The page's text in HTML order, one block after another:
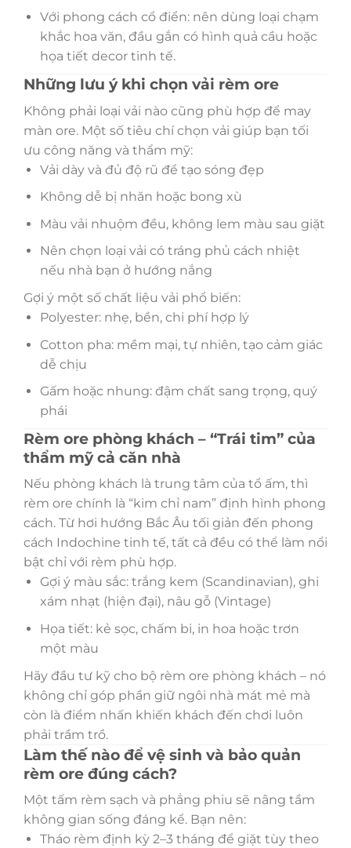
Với phong cách cổ điển: nên dùng loại chạm
khắc hoa văn, đầu gắn có hình quả cầu hoặc
họa tiết decor tinh tế.
Những lưu ý khi chọn vải rèm ore
Không phải loại vải nào cũng phù hợp để may
màn ore. Một số tiêu chí chọn vải giúp bạn tối
ưu công năng và thẩm mỹ:
Vải dày và đủ độ rũ để tạo sóng đẹp
Không dễ bị nhăn hoặc bong xù
Màu vải nhuộm đều, không lem màu sau giặt
Nên chọn loại vải có tráng phủ cách nhiệt
nếu nhà bạn ở hướng nắng
Gợi ý một số chất liệu vải phổ biến:
Polyester: nhẹ, bền, chi phí hợp lý
Cotton pha: mềm mại, tự nhiên, tạo cảm giác
dễ chịu
Gấm hoặc nhung: đậm chất sang trọng, quý
phái
Rèm ore phòng khách – “Trái tim” của
thẩm mỹ cả căn nhà
Nếu phòng khách là trung tâm của tổ ấm, thì
rèm ore chính là “kim chỉ nam” định hình phong
cách. Từ hơi hướng Bắc Âu tối giản đến phong
cách Indochine tinh tế, tất cả đều có thể làm nổi
bật chỉ với rèm phù hợp.
Gợi ý màu sắc: trắng kem (Scandinavian), ghi
xám nhạt (hiện đại), nâu gỗ (Vintage)
Họa tiết: kẻ sọc, chấm bi, in hoa hoặc trơn
một màu
Hãy đầu tư kỹ cho bộ rèm ore phòng khách – nó
không chỉ góp phần giữ ngôi nhà mát mẻ mà
còn là điểm nhấn khiến khách đến chơi luôn
phải trầm trồ.
Làm thế nào để vệ sinh và bảo quản
rèm ore đúng cách?
Một tấm rèm sạch và phẳng phiu sẽ nâng tầm
không gian sống đáng kể. Bạn nên:
Tháo rèm định kỳ 2–3 tháng để giặt tùy theo